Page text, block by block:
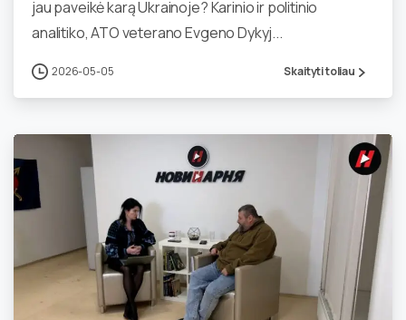
jau paveikė karą Ukrainoje? Karinio ir politinio
analitiko, ATO veterano Evgeno Dykyj...
2026-05-05 Skaityti toliau
0